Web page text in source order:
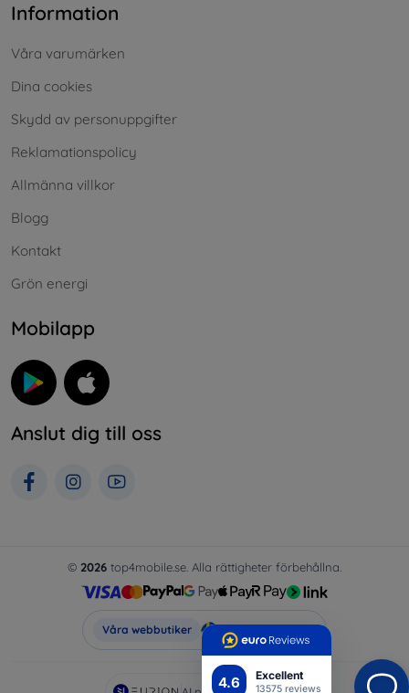
4.6 Excellent
13575 reviews
Information
Våra varumärken
Dina cookies
Skydd av personuppgifter
Reklamationspolicy
Allmänna villkor
Blogg
Kontakt
Grön energi
Mobilapp
Anslut dig till oss
© 2026 top4mobile.se. Alla rättigheter förbehållna.
Våra webbutiker Top4Mobile.se